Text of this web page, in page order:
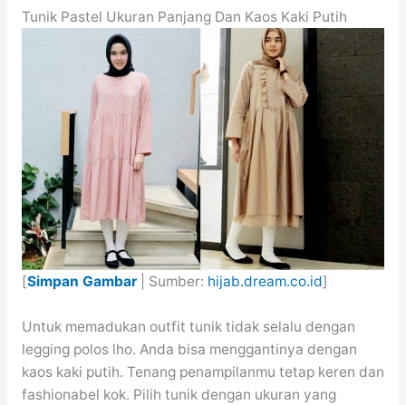
Tunik Pastel Ukuran Panjang Dan Kaos Kaki Putih
[Simpan Gambar| Sumber: hijab.dream.co.id]
Untuk memadukan outfit tunik tidak selalu dengan
legging polos lho. Anda bisa menggantinya dengan
kaos kaki putih. Tenang penampilanmu tetap keren dan
fashionabel kok. Pilih tunik dengan ukuran yang